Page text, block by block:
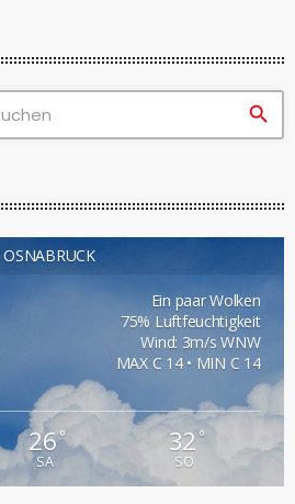
search
OSNABRÜCK
Ein paar Wolken
75% Luftfeuchtigkeit
Wind: 3m/s WNW
MAX C 14 • MIN C 14
26°
SA
32°
SO